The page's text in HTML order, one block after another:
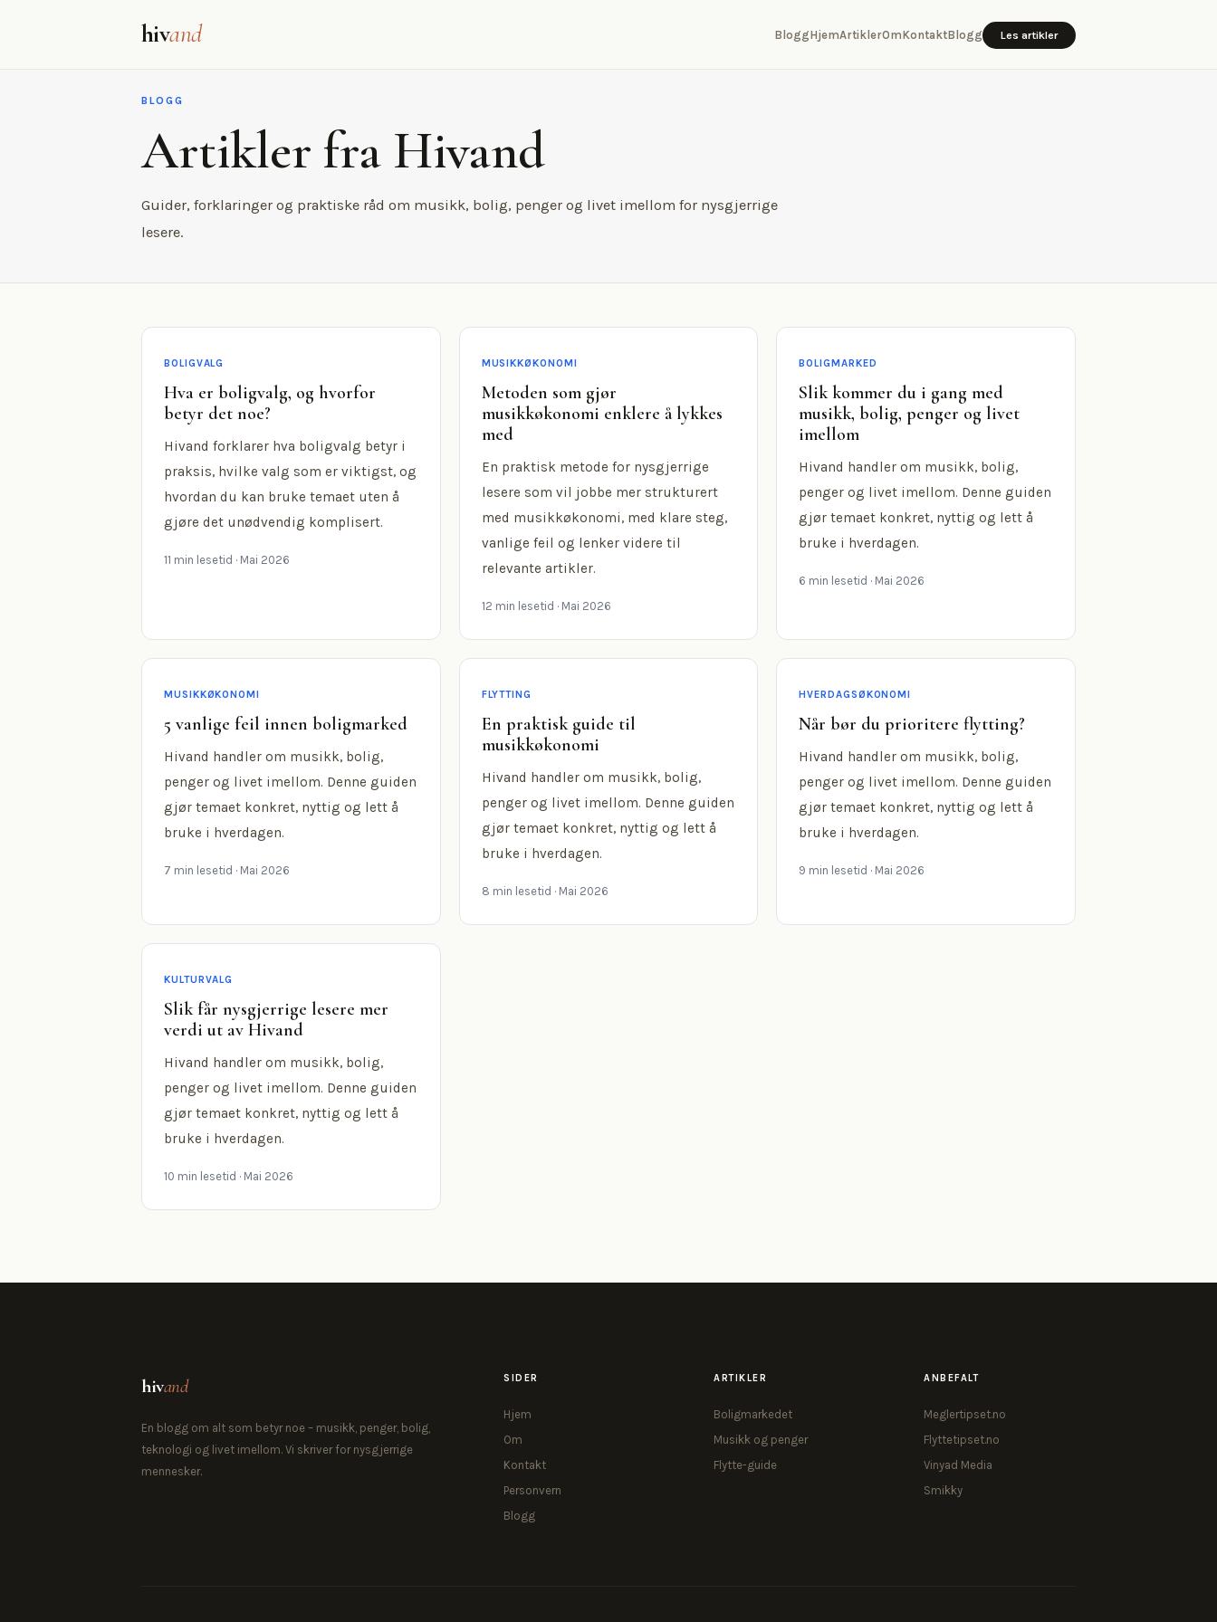
hivand BloggHjemArtiklerOmKontaktBlogg Les artikler
BLOGG
Artikler fra Hivand
Guider, forklaringer og praktiske råd om musikk, bolig, penger og livet imellom for nysgjerrige
lesere.
BOLIGVALG
Hva er boligvalg, og hvorfor
betyr det noe?
Hivand forklarer hva boligvalg betyr i
praksis, hvilke valg som er viktigst, og
hvordan du kan bruke temaet uten å
gjøre det unødvendig komplisert.
11 min lesetid · Mai 2026
MUSIKKØKONOMI
Metoden som gjør
musikkøkonomi enklere å lykkes
med
En praktisk metode for nysgjerrige
lesere som vil jobbe mer strukturert
med musikkøkonomi, med klare steg,
vanlige feil og lenker videre til
relevante artikler.
12 min lesetid · Mai 2026
BOLIGMARKED
Slik kommer du i gang med
musikk, bolig, penger og livet
imellom
Hivand handler om musikk, bolig,
penger og livet imellom. Denne guiden
gjør temaet konkret, nyttig og lett å
bruke i hverdagen.
6 min lesetid · Mai 2026
MUSIKKØKONOMI
5 vanlige feil innen boligmarked
Hivand handler om musikk, bolig,
penger og livet imellom. Denne guiden
gjør temaet konkret, nyttig og lett å
bruke i hverdagen.
7 min lesetid · Mai 2026
FLYTTING
En praktisk guide til
musikkøkonomi
Hivand handler om musikk, bolig,
penger og livet imellom. Denne guiden
gjør temaet konkret, nyttig og lett å
bruke i hverdagen.
8 min lesetid · Mai 2026
HVERDAGSØKONOMI
Når bør du prioritere flytting?
Hivand handler om musikk, bolig,
penger og livet imellom. Denne guiden
gjør temaet konkret, nyttig og lett å
bruke i hverdagen.
9 min lesetid · Mai 2026
KULTURVALG
Slik får nysgjerrige lesere mer
verdi ut av Hivand
Hivand handler om musikk, bolig,
penger og livet imellom. Denne guiden
gjør temaet konkret, nyttig og lett å
bruke i hverdagen.
10 min lesetid · Mai 2026
hivand
En blogg om alt som betyr noe – musikk, penger, bolig,
teknologi og livet imellom. Vi skriver for nysgjerrige
mennesker.
SIDER
Hjem
Om
Kontakt
Personvern
Blogg
ARTIKLER
Boligmarkedet
Musikk og penger
Flytte-guide
ANBEFALT
Meglertipset.no
Flyttetipset.no
Vinyad Media
Smikky